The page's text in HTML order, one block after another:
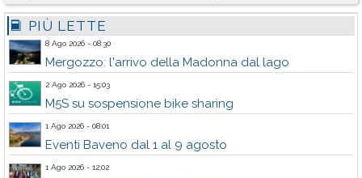
PIÙ LETTE
8 Ago 2026 - 08:30
Mergozzo: l'arrivo della Madonna dal lago
2 Ago 2026 - 15:03
M5S su sospensione bike sharing
1 Ago 2026 - 08:01
Eventi Baveno dal 1 al 9 agosto
1 Ago 2026 - 12:02